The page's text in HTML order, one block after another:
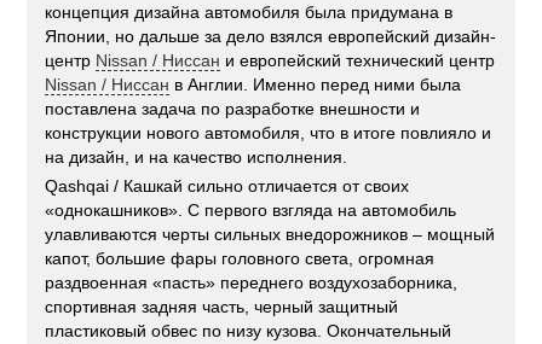
концепция дизайна автомобиля была придумана в
Японии, но дальше за дело взялся европейский дизайн-
центр Nissan / Ниссан и европейский технический центр
Nissan / Ниссан в Англии. Именно перед ними была
поставлена задача по разработке внешности и
конструкции нового автомобиля, что в итоге повлияло и
на дизайн, и на качество исполнения.
Qashqai / Кашкай сильно отличается от своих
«однокашников». С первого взгляда на автомобиль
улавливаются черты сильных внедорожников – мощный
капот, большие фары головного света, огромная
раздвоенная «пасть» переднего воздухозаборника,
спортивная задняя часть, черный защитный
пластиковый обвес по низу кузова. Окончательный